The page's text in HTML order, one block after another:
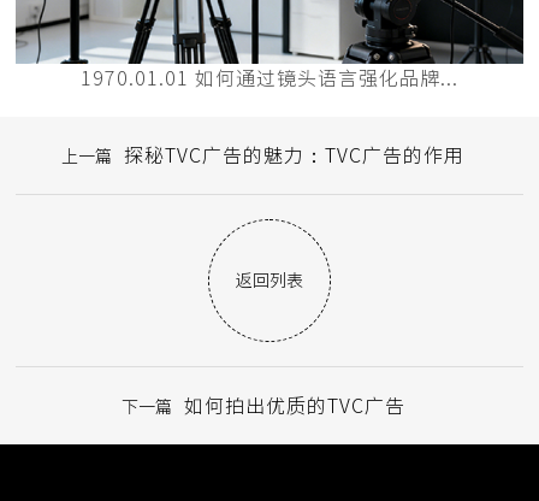
1970.01.01 如何通过镜头语言强化品牌...
上一篇 探秘TVC广告的魅力：TVC广告的作用
返回列表
下一篇 如何拍出优质的TVC广告